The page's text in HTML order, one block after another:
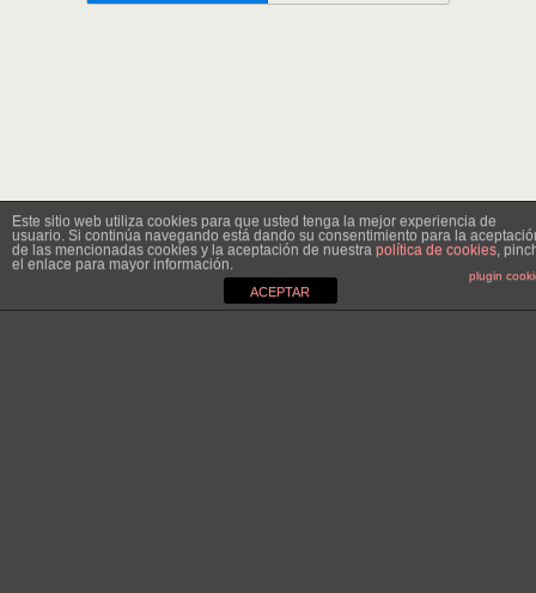
Este sitio web utiliza cookies para que usted tenga la mejor experiencia de
usuario. Si continúa navegando está dando su consentimiento para la
de las mencionadas cookies y la aceptación de nuestra política de cookies,
el enlace para mayor información.
plugin
ACEPTAR